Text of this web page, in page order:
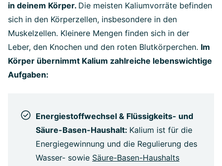
in deinem Körper. Die meisten Kaliumvorräte befinden
sich in den Körperzellen, insbesondere in den
Muskelzellen. Kleinere Mengen finden sich in der
Leber, den Knochen und den roten Blutkörperchen. Im
Körper übernimmt Kalium zahlreiche lebenswichtige
Aufgaben:
Energiestoffwechsel & Flüssigkeits- und
Säure-Basen-Haushalt: Kalium ist für die
Energiegewinnung und die Regulierung des
Wasser- sowie Säure-Basen-Haushalts